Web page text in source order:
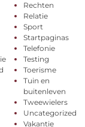
Rechten
Relatie
Sport
Startpaginas
Telefonie
Testing
Toerisme
Tuin en
buitenleven
Tweewielers
Uncategorized
Vakantie